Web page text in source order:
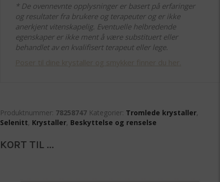
* De ovennevnte opplysninger er basert på erfaringer
og resultater fra brukere og terapeuter og er ikke
anerkjent vitenskapelig. Eventuelle helbredende
egenskaper er ikke ment å være substituert eller
behandlet av en kvalifisert terapeut eller lege.
Poser til dine krystaller og smykker finner du her.
Produktnummer: 78258747 Kategorier: Tromlede krystaller,
Selenitt, Krystaller, Beskyttelse og renselse
KORT TIL ...